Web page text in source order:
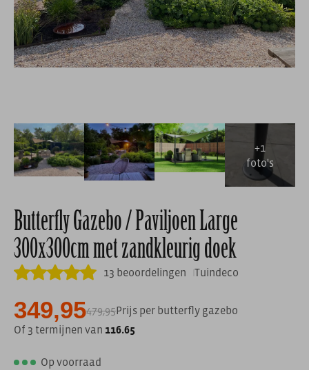
Butterfly Gazebo / Paviljoen Large
300x300cm met zandkleurig doek
13 beoordelingen Tuindeco
349,95479,95Prijs per butterfly gazebo
Of 3 termijnen van 116.65
Op voorraad